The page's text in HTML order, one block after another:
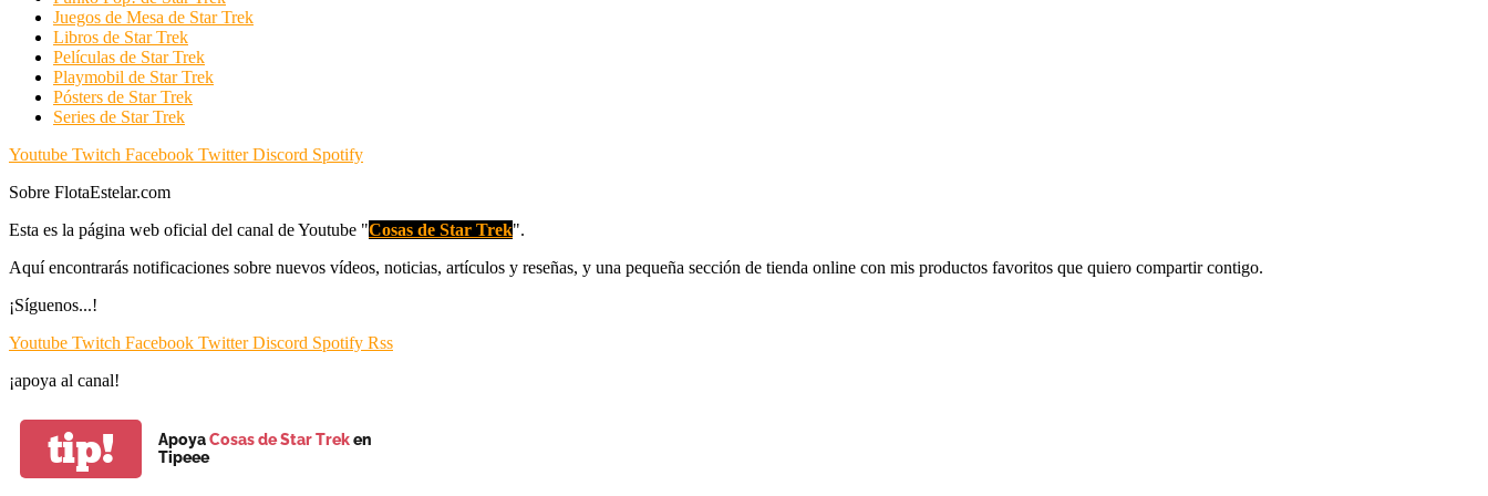
Juegos de Mesa de Star Trek
Libros de Star Trek
Películas de Star Trek
Playmobil de Star Trek
Pósters de Star Trek
Series de Star Trek
Youtube Twitch Facebook Twitter Discord Spotify
Sobre FlotaEstelar.com
Esta es la página web oficial del canal de Youtube "Cosas de Star Trek".
Aquí encontrarás notificaciones sobre nuevos vídeos, noticias, artículos y reseñas, y una pequeña sección de tienda online con mis productos favoritos que quiero compartir contigo.
¡Síguenos...!
Youtube Twitch Facebook Twitter Discord Spotify Rss
¡apoya al canal!
tip! ApoyaCosas de Star Treken
Tipeee